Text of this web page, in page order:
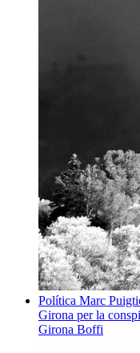
Política Marc
Girona per la
Girona Boffi